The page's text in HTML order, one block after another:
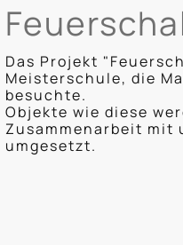
Das Projekt
Meisterschule, die
besuchte.
Objekte wie diese
Zusammenarbeit mit
umgesetzt.